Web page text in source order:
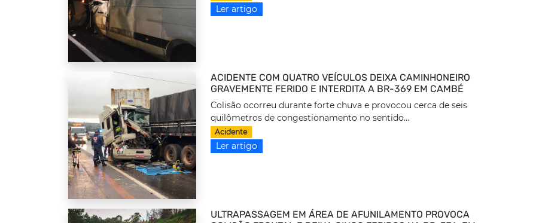
Ler artigo
ACIDENTE COM QUATRO VEÍCULOS DEIXA CAMINHONEIRO
GRAVEMENTE FERIDO E INTERDITA A BR-369 EM CAMBÉ
Colisão ocorreu durante forte chuva e provocou cerca de seis
quilômetros de congestionamento no sentido...
Acidente
Ler artigo
ULTRAPASSAGEM EM ÁREA DE AFUNILAMENTO PROVOCA